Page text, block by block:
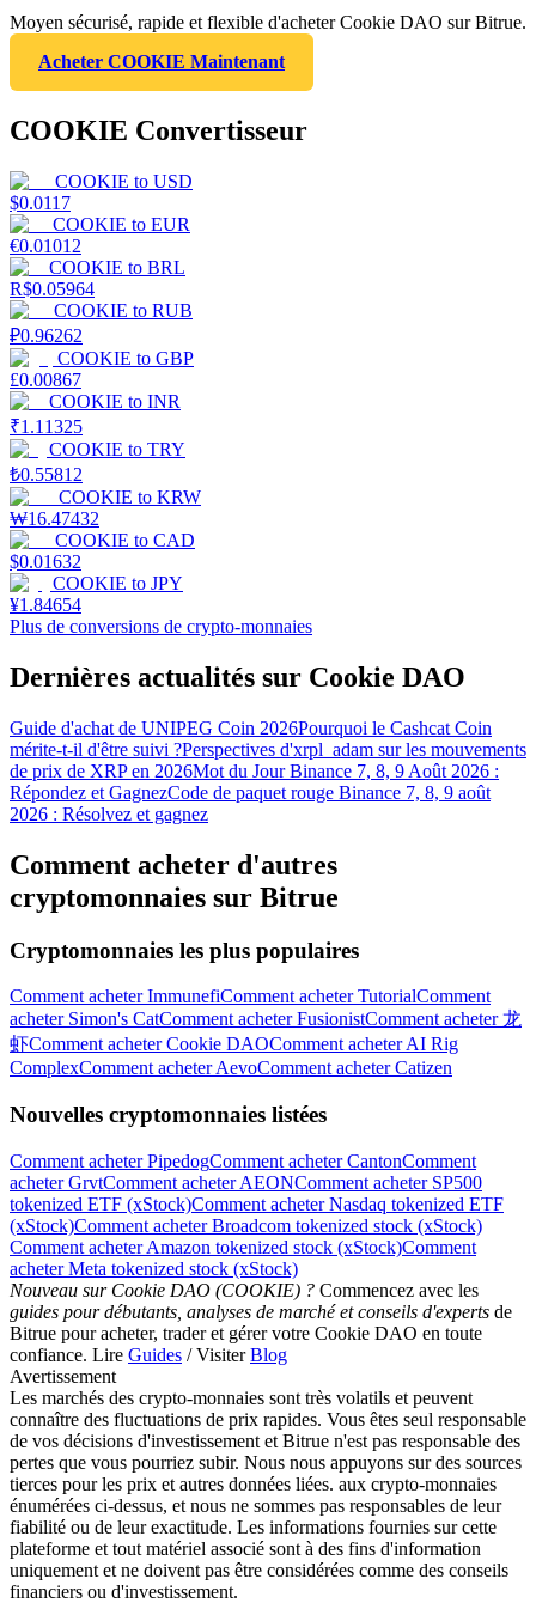
Moyen sécurisé, rapide et flexible d'acheter Cookie DAO sur Bitrue.
Acheter COOKIE Maintenant
COOKIE Convertisseur
COOKIE to USD
$0.0117
COOKIE to EUR
€0.01012
COOKIE to BRL
R$0.05964
COOKIE to RUB
₽0.96262
COOKIE to GBP
£0.00867
COOKIE to INR
₹1.11325
COOKIE to TRY
₺0.55812
COOKIE to KRW
₩16.47432
COOKIE to CAD
$0.01632
COOKIE to JPY
¥1.84654
Plus de conversions de crypto-monnaies
Dernières actualités sur Cookie DAO
Guide d'achat de UNIPEG Coin 2026Pourquoi le Cashcat Coin
mérite-t-il d'être suivi ?Perspectives d'xrpl_adam sur les mouvements
de prix de XRP en 2026Mot du Jour Binance 7, 8, 9 Août 2026 :
Répondez et GagnezCode de paquet rouge Binance 7, 8, 9 août
2026 : Résolvez et gagnez
Comment acheter d'autres
cryptomonnaies sur Bitrue
Cryptomonnaies les plus populaires
Comment acheter ImmunefiComment acheter TutorialComment
acheter Simon's CatComment acheter FusionistComment acheter 龙
虾Comment acheter Cookie DAOComment acheter AI Rig
ComplexComment acheter AevoComment acheter Catizen
Nouvelles cryptomonnaies listées
Comment acheter PipedogComment acheter CantonComment
acheter GrvtComment acheter AEONComment acheter SP500
tokenized ETF (xStock)Comment acheter Nasdaq tokenized ETF
(xStock)Comment acheter Broadcom tokenized stock (xStock)
Comment acheter Amazon tokenized stock (xStock)Comment
acheter Meta tokenized stock (xStock)
Nouveau sur Cookie DAO (COOKIE) ? Commencez avec les
guides pour débutants, analyses de marché et conseils d'experts de
Bitrue pour acheter, trader et gérer votre Cookie DAO en toute
confiance. Lire Guides / VisiterBlog
Avertissement
Les marchés des crypto-monnaies sont très volatils et peuvent
connaître des fluctuations de prix rapides. Vous êtes seul responsable
de vos décisions d'investissement et Bitrue n'est pas responsable des
pertes que vous pourriez subir. Nous nous appuyons sur des sources
tierces pour les prix et autres données liées. aux crypto-monnaies
énumérées ci-dessus, et nous ne sommes pas responsables de leur
fiabilité ou de leur exactitude. Les informations fournies sur cette
plateforme et tout matériel associé sont à des fins d'information
uniquement et ne doivent pas être considérées comme des conseils
financiers ou d'investissement.